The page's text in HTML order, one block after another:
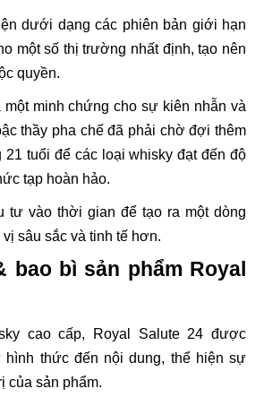
dưới dạng các phiên bản giới hạn
một số thị trường nhất định, tạo nên
quyền.
một minh chứng cho sự kiên nhẫn và
thầy pha chế đã phải chờ đợi thêm
21 tuổi để các loại whisky đạt đến độ
tạp hoàn hảo.
tư vào thời gian để tạo ra một dòng
sâu sắc và tinh tế hơn.
bao bì sản phẩm Royal
cao cấp, Royal Salute 24 được
hình thức đến nội dung, thể hiện sự
của sản phẩm.